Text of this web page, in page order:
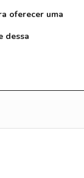
oferecer uma
dessa